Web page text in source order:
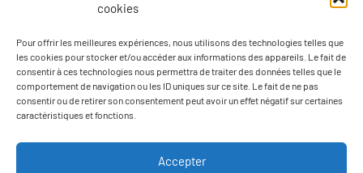
cookies
Pour offrir les meilleures expériences, nous utilisons des technologies telles que
les cookies pour stocker et/ou accéder aux informations des appareils. Le fait de
consentir à ces technologies nous permettra de traiter des données telles que le
comportement de navigation ou les ID uniques sur ce site. Le fait de ne pas
consentir ou de retirer son consentement peut avoir un effet négatif sur certaines
caractéristiques et fonctions.
Accepter
Football/ Cyclisme/Tous les sports/Jeux olympiques/Rugby/
Basket-ball/Sports US/Boxe/Tennis/Bateaux/Formule 1/
Moto/Natation/Sports d'hiver/Marathon/Trail/Automobile
Baseball/Golf/Athlétisme